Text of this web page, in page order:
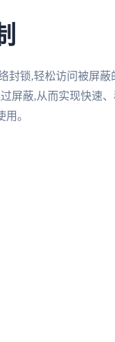
封锁,轻松访问被屏蔽
屏蔽,从而实现快速
。